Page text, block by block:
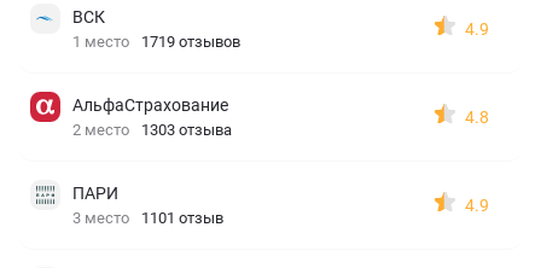
ВСК
1 место 1719 отзывов
4.9
АльфаСтрахование
2 место 1303 отзыва
4.8
ПАРИ
3 место 1101 отзыв
4.9